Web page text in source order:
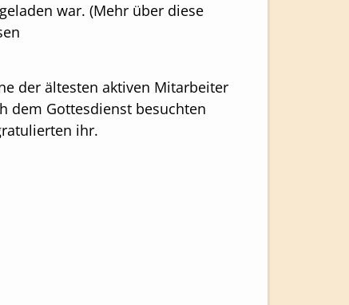
war. (Mehr über diese
der ältesten aktiven Mitarbeiter
dem Gottesdienst besuchten
ihr.